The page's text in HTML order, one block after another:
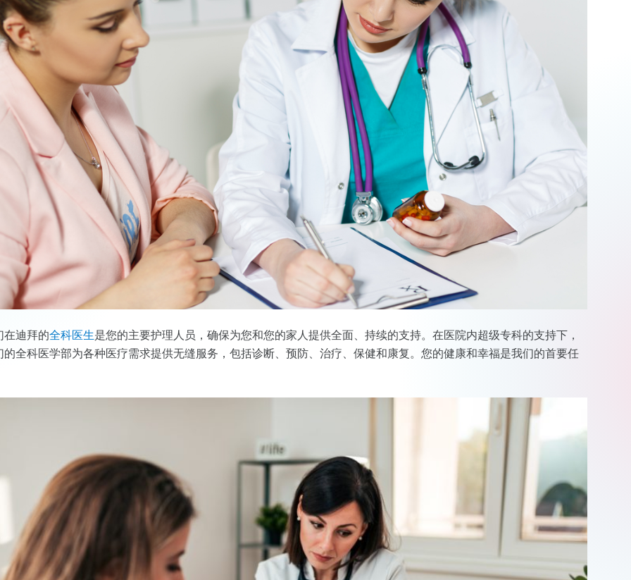
在迪拜的全科医生是您的主要护理人员，确保为您和您的家人提供全面、持续的支持。在医院内超级专科的支持下，
的全科医学部为各种医疗需求提供无缝服务，包括诊断、预防、治疗、保健和康复。您的健康和幸福是我们的首要任